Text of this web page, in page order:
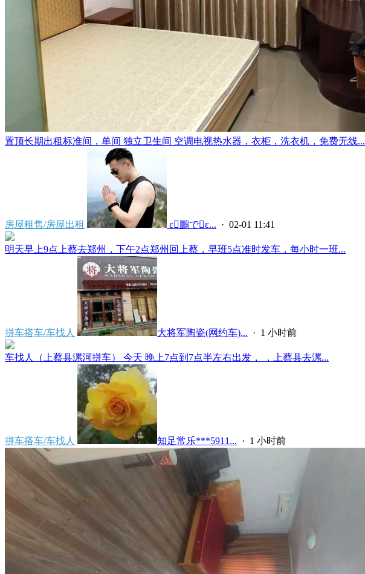
置顶长期出租标准间，单间 独立卫生间 空调电视热水器，衣柜，洗衣机，免费无线...
房屋租售/房屋出租  ε鵬でε... · 02-01 11:41
明天早上9点上蔡去郑州，下午2点郑州回上蔡，早班5点准时发车，每小时一班...
拼车搭车/车找人 大将军陶瓷(网约车)... · 1 小时前
车找人（上蔡县漯河拼车） 今天 晚上7点到7点半左右出发， ，上蔡县去漯...
拼车搭车/车找人 知足常乐***5911... · 1 小时前